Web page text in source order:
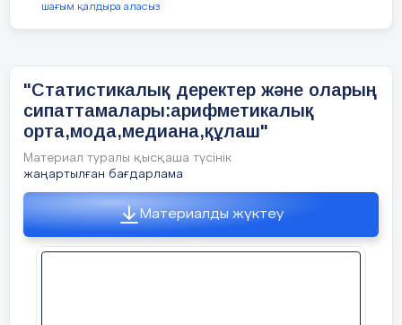
шағым қалдыра аласыз
"Статистикалық деректер және оларың
сипаттамалары:арифметикалық
орта,мода,медиана,құлаш"
Материал туралы қысқаша түсінік
жаңартылған бағдарлама
Материалды жүктеу